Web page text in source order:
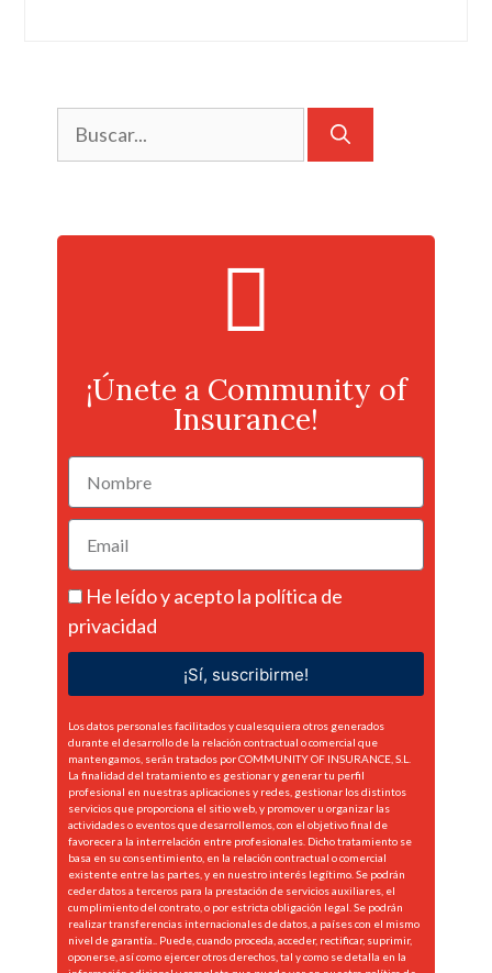
¡Únete a Community of
Insurance!
He leído y acepto la política de
privacidad
¡Sí, suscribirme!
Los datos personales facilitados y cualesquiera otros generados
durante el desarrollo de la relación contractual o comercial que
mantengamos, serán tratados por COMMUNITY OF INSURANCE, S.L.
La finalidad del tratamiento es gestionar y generar tu perfil
profesional en nuestras aplicaciones y redes, gestionar los distintos
servicios que proporciona el sitio web, y promover u organizar las
actividades o eventos que desarrollemos, con el objetivo final de
favorecer a la interrelación entre profesionales. Dicho tratamiento se
basa en su consentimiento, en la relación contractual o comercial
existente entre las partes, y en nuestro interés legítimo. Se podrán
ceder datos a terceros para la prestación de servicios auxiliares, el
cumplimiento del contrato, o por estricta obligación legal. Se podrán
realizar transferencias internacionales de datos, a países con el mismo
nivel de garantía.. Puede, cuando proceda, acceder, rectificar, suprimir,
oponerse, así como ejercer otros derechos, tal y como se detalla en la